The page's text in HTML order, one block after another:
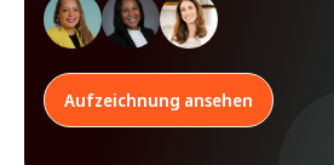
Aufzeichnung ansehen